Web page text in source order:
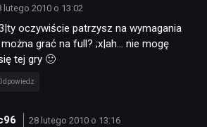
lutego 2010 o 13:02
oczywiście patrzysz na wymagania
grać na full? ;x|ah… nie mogę
tej gry 🙂
28 lutego 2010 o 13:16